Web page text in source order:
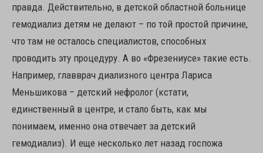
правда. Действительно, в детской областной больнице
гемодиализ детям не делают – по той простой причине,
что там не осталось специалистов, способных
проводить эту процедуру. А во «Фрезениусе» такие есть.
Например, главврач диализного центра Лариса
Меньшикова – детский нефролог (кстати,
единственный в центре, и стало быть, как мы
понимаем, именно она отвечает за детский
гемодиализ). И еще несколько лет назад госпожа